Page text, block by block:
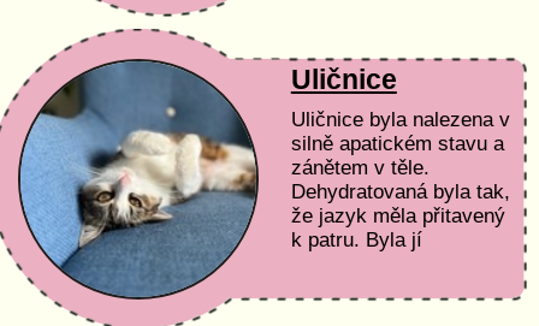
Uličnice
Uličnice byla nalezena v
silně apatickém stavu a
zánětem v těle.
Dehydratovaná byla tak,
že jazyk měla přitavený
k patru. Byla jí